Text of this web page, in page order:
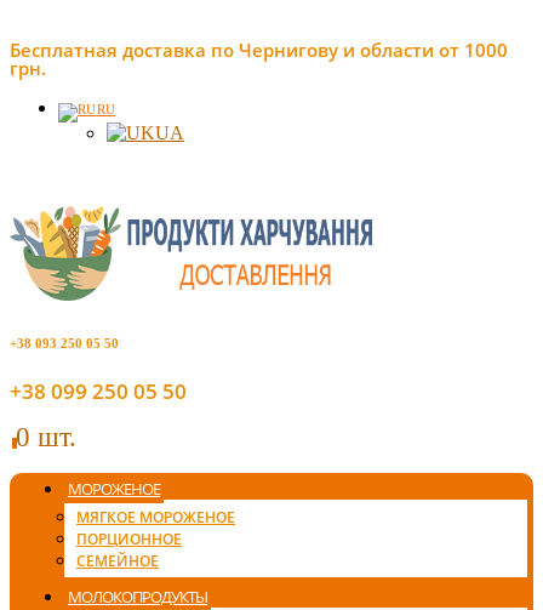
Бесплатная доставка по Чернигову и области от 1000
грн.
RU
UA
+38 093 250 05 50
+38 099 250 05 50
00 шт.
МОРОЖЕНОЕ
МЯГКОЕ МОРОЖЕНОЕ
ПОРЦИОННОЕ
СЕМЕЙНОЕ
МОЛОКОПРОДУКТЫ